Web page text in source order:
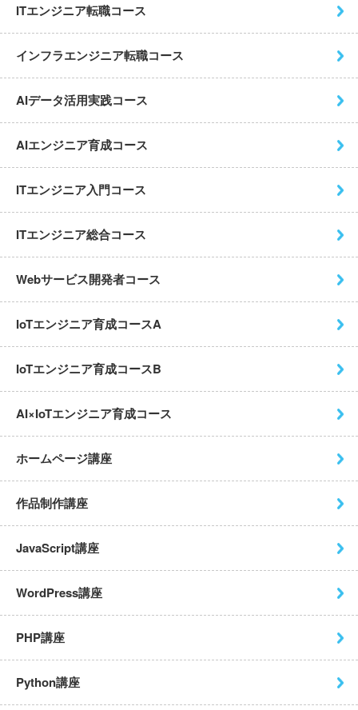
ITエンジニア転職コース
インフラエンジニア転職コース
AIデータ活用実践コース
AIエンジニア育成コース
ITエンジニア入門コース
ITエンジニア総合コース
Webサービス開発者コース
IoTエンジニア育成コースA
IoTエンジニア育成コースB
AI×IoTエンジニア育成コース
ホームページ講座
作品制作講座
JavaScript講座
WordPress講座
PHP講座
Python講座